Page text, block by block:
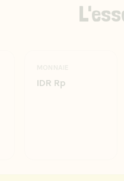
IDR Rp